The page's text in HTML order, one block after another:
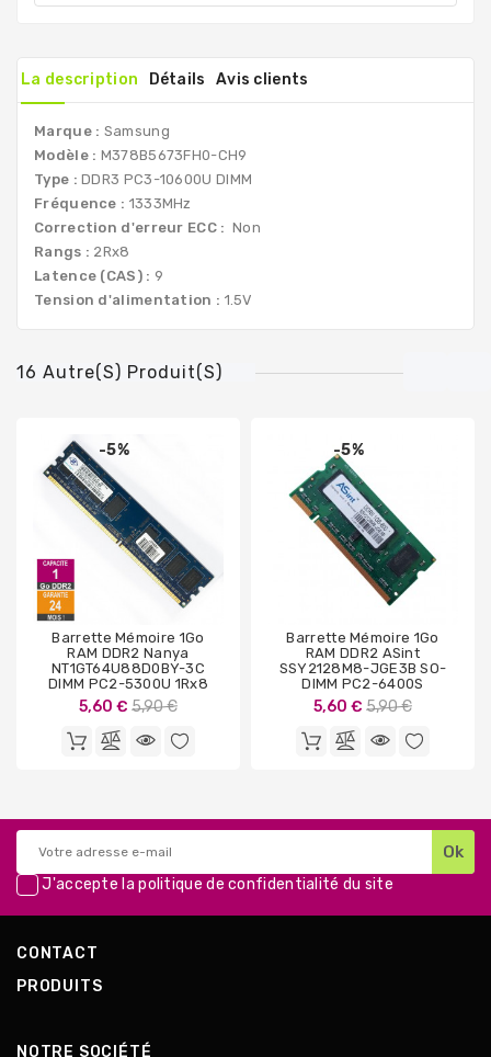
La description Détails Avis clients
Marque : Samsung
Modèle : M378B5673FH0-CH9
Type :DDR3 PC3-10600U DIMM
Fréquence : 1333MHz
Correction d'erreur ECC : Non
Rangs : 2Rx8
Latence (CAS) : 9
Tension d'alimentation : 1.5V
16 Autre(s) Produit(s)
-5%
Barrette Mémoire 1Go
RAM DDR2 Nanya
NT1GT64U88D0BY-3C
DIMM PC2-5300U 1Rx8
5,60 € Prix
base
5,90 €
-5%
Barrette Mémoire 1Go
RAM DDR2 ASint
SSY2128M8-JGE3B SO-
DIMM PC2-6400S
5,60 € Prix
base
5,90 €
J'accepte lapolitique de confidentialité du site
CONTACT
PRODUITS
NOTRE SOCIÉTÉ